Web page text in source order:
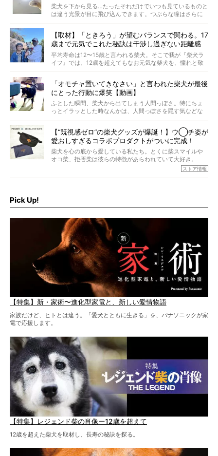
柴犬を下から見る…たったそれだけでいつも見ているものと
は違う光景が目に飛び込んできます。つぶらな瞳はさらに
つぶらに見え、モフモフのお顔はさらにモフモフに見えま
【取材】「ときろう」が望むバランスで関わる。17
歳まで元気でこれた秘訣は干渉し過ぎない距離感
#38ときろう
平均寿命は12〜15歳と言われる柴犬。そこで我が『柴犬ラ
イフ』では、12歳を超えてもなお元気な柴犬を、憧れと敬
意を込めて“レジェンド柴”と呼んでいます。 この特集で
ォーカスし、その元気の秘訣や、老犬と暮らすうえで大切
だと思うことを、オーナーさんに語っていただきます。今
回登場してくれたのは、17歳のときろうくん。小さい頃か
ら食が細かったため、何でも食べさせてきたということで
「オモチャ置いてきなさい」と言われた柴犬が最後
にとった行動に爆笑【動画】
ふとした瞬間、柴犬から出てしまう人間っぽさ。特にちょ
っとイラッとした時なんかは、人間っぽさを隠す気などな
いように見えます。もしかして本当の本当は、中身は人間
【“既視感ゼロ”の柴犬グッズが爆誕！】ウ◯チ姿が
愛おしすぎるコラボプロダクトがついに完成！
柴犬を心の底から愛している私たち。とくに柴スマイルや
オコ柴、拒否柴は彼らの特徴があらわれていて大好き。
でもちょっと待て…もうひとつ、忘れてはならない愛おしい
シーンがあったぞ。それは、背中を丸めて“ウンチなう”の姿
ストア情報
Pick Up!
【特集】新・家術〜進化型家電と、新しい愛情物語
家族だけど、ヒトとは違う。「愛犬とともに生きる」を、パナソニックが家
電で応援します。
【特集】レジェンド柴の肖像ー12歳を超えて
12歳を超えた柴犬を取材し、長寿の秘訣を探る。